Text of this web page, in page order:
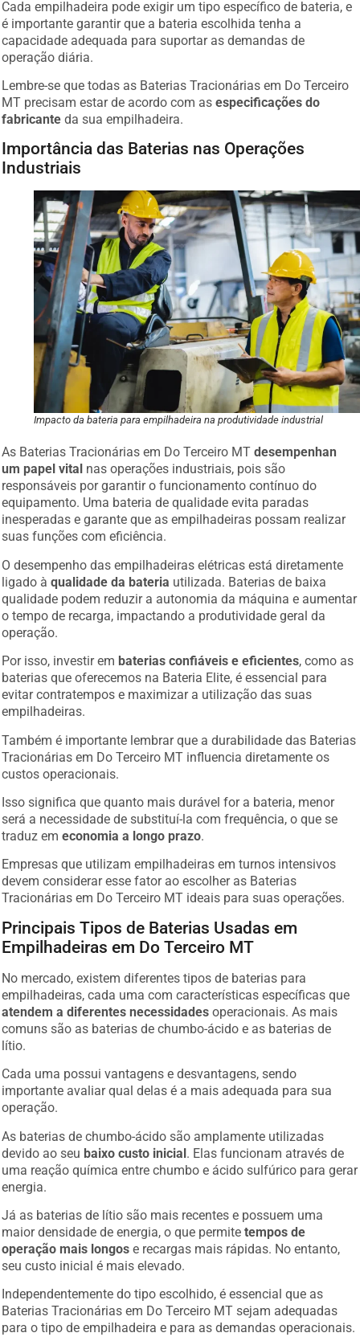
é importante garantir que a bateria escolhida tenha a
capacidade adequada para suportar as demandas de
operação diária.
Lembre-se que todas as Baterias Tracionárias em Do Terceiro
MT precisam estar de acordo com as especificações do
fabricante da sua empilhadeira.
Importância das Baterias nas Operações
Industriais
Impacto da bateria para empilhadeira na produtividade industrial
As Baterias Tracionárias em Do Terceiro MTdesempenhan
um papel vital nas operações industriais, pois são
responsáveis por garantir o funcionamento contínuo do
equipamento. Uma bateria de qualidade evita paradas
inesperadas e garante que as empilhadeiras possam realizar
suas funções com eficiência.
O desempenho das empilhadeiras elétricas está diretamente
ligado àqualidade da bateria utilizada. Baterias de baixa
qualidade podem reduzir a autonomia da máquina e aumentar
o tempo de recarga, impactando a produtividade geral da
operação.
Por isso, investir em baterias confiáveis e eficientes , como as
baterias que oferecemos na Bateria Elite, é essencial para
evitar contratempos e maximizar a utilização das suas
empilhadeiras.
Também é importante lembrar que a durabilidade das Baterias
Tracionárias em Do Terceiro MT influencia diretamente os
custos operacionais.
Isso significa que quanto mais durável for a bateria, menor
será a necessidade de substituí-la com frequência, o que se
traduz emeconomia a longo prazo
Empresas que utilizam empilhadeiras em turnos intensivos
devem considerar esse fator ao escolher as Baterias
Tracionárias em Do Terceiro MT ideais para suas operações.
Principais Tipos de Baterias Usadas em
Empilhadeiras em Do Terceiro MT
No mercado, existem diferentes tipos de baterias para
empilhadeiras, cada uma com características específicas que
atendem a diferentes necessidades operacionais. As mais
comuns são as baterias de chumbo-ácido e as baterias de
lítio.
Cada uma possui vantagens e desvantagens, sendo
importante avaliar qual delas é a mais adequada para sua
operação.
As baterias de chumbo-ácido são amplamente utilizadas
devido ao seu baixo custo inicial . Elas funcionam através de
uma reação química entre chumbo e ácido sulfúrico para gerar
energia.
Já as baterias de lítio são mais recentes e possuem uma
maior densidade de energia, o que permitetempos de
operação mais longos e recargas mais rápidas. No entanto,
seu custo inicial é mais elevado.
Independentemente do tipo escolhido, é essencial que as
Baterias Tracionárias em Do Terceiro MT sejam adequadas
para o tipo de empilhadeira e para as demandas operacionais.